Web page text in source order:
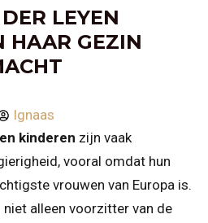
LEYEN
HAAR GEZIN
Ignaas
kinderen zijn vaak
vooral omdat hun
vrouwen van Europa is.
niet alleen voorzitter van de